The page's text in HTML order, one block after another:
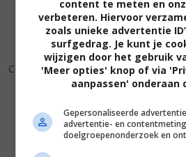
5,0
Crazy People (1990)
content te meten en
verbeteren. Hiervoor
zoals unieke advertentie
surfgedrag. Je kunt je
wijzigen door het gebruik
'Meer opties' knop of via
aanpassen' onderaan
Gepersonaliseerde
advertentie- en
doelgroepenonderzoek en